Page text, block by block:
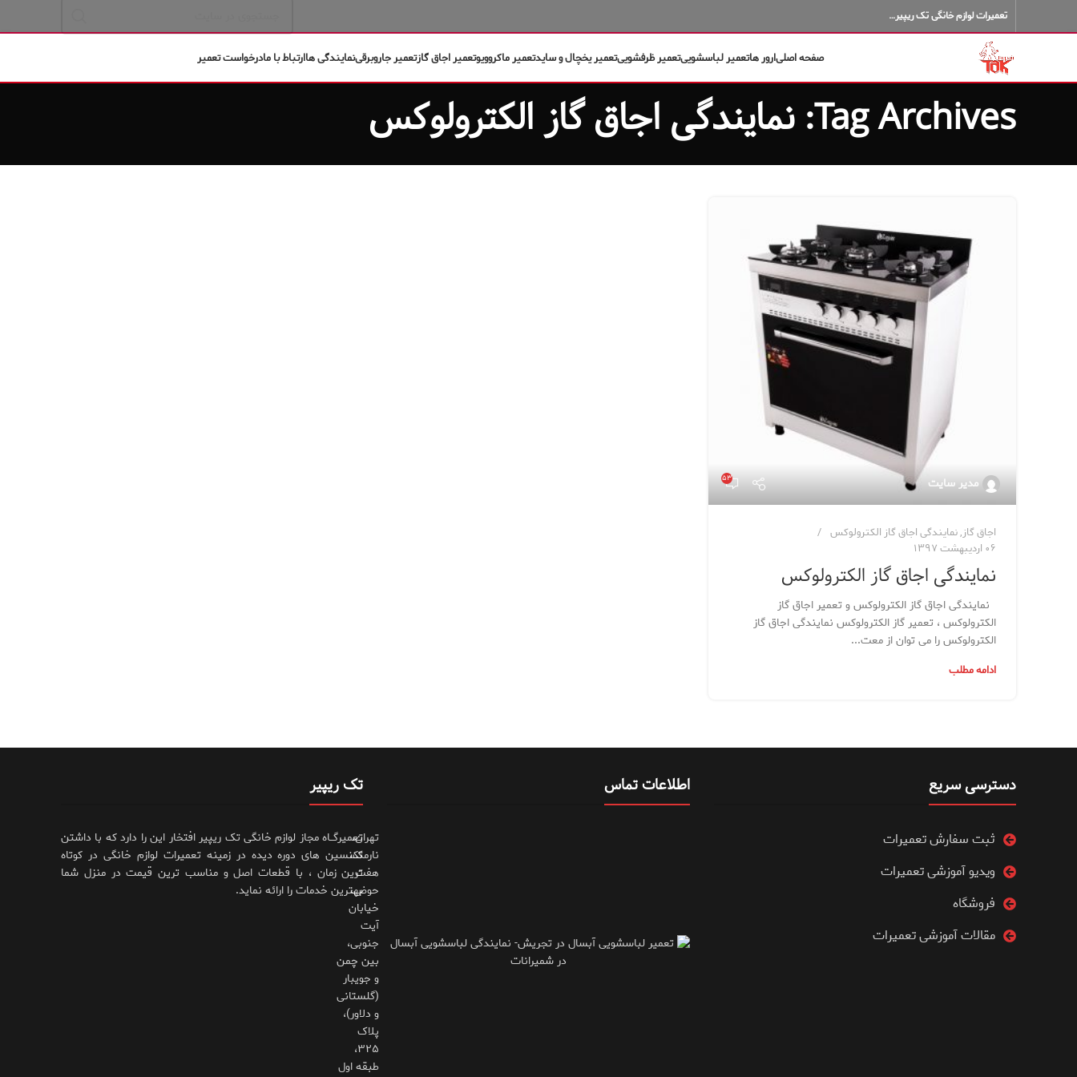
تعمیرات لوازم خانگی تک ریپیر…
صفحه اصلیارور هاتعمیر لباسشوییتعمیر ظرفشوییتعمیر یخچال و سایدتعمیر ماکروویوتعمیر اجاق گازتعمیر جاروبرقینمایندگی هاارتباط با مادرخواست تعمیر
Tag Archives: نمایندگی اجاق گاز الکترولوکس
مدیر سایت ۵۳
اجاق گاز,نمایندگی اجاق گاز الکترولوکس
۰۶ اردیبهشت ۱۳۹۷
نمایندگی اجاق گاز الکترولوکس
نمایندگی اجاق گاز الکترولوکس و تعمیر اجاق گاز
الکترولوکس ، تعمیر گاز الکترولوکس نمایندگی اجاق گاز
الکترولوکس را می توان از معت...
ادامه مطلب
تک ریپیر
تعمیرگــاه مجاز لوازم خانگی تک ریپیر افتخار این را دارد که با داشتن
تکنسین های دوره دیده در زمینه تعمیرات لوازم خانگی در کوتاه
ترین زمان ، با قطعات اصل و مناسب ترین قیمت در منزل شما
بهترین خدمات را ارائه نماید.
اطلاعات تماس
تهران،
نارمک،
هفت
حوض،
خیابان
آیت
جنوبی،
بین چمن
و جویبار
(گلستانی
و دلاور)،
پلاک
۳۲۵،
طبقه اول
دسترسی سریع
ثبت سفارش تعمیرات
ویدیو آموزشی تعمیرات
فروشگاه
مقالات آموزشی تعمیرات